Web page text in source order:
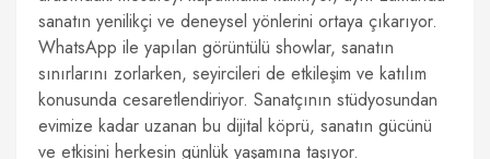
sanatın yenilikçi ve deneysel yönlerini ortaya çıkarıyor.
WhatsApp ile yapılan görüntülü showlar, sanatın
sınırlarını zorlarken, seyircileri de etkileşim ve katılım
konusunda cesaretlendiriyor. Sanatçının stüdyosundan
evimize kadar uzanan bu dijital köprü, sanatın gücünü
ve etkisini herkesin günlük yaşamına taşıyor.